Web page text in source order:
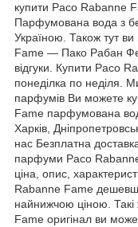
купити Paco
Парфумована вода з
Україною. Також тут
Fame ― Пако Рабан
відгуки. Купити Paco
понеділка по неділя.
парфумів Ви можете
Fame парфумована
Харків,
нас Безплатна
парфуми Paco
ціна, опис,
Rabanne Fame
найнижчою ціною.
Fame оригінал ви